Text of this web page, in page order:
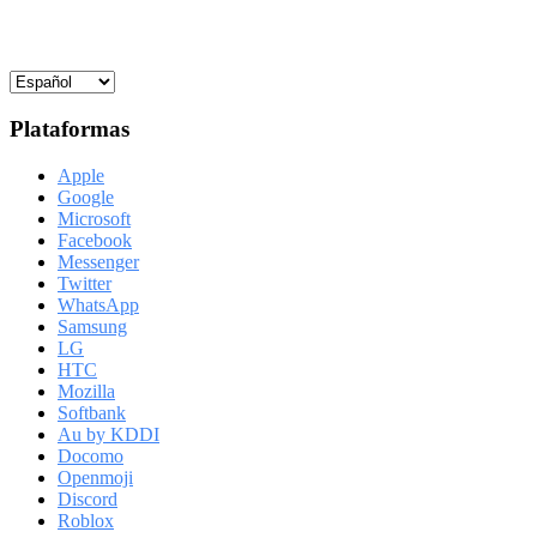
Plataformas
Apple
Google
Microsoft
Facebook
Messenger
Twitter
WhatsApp
Samsung
LG
HTC
Mozilla
Softbank
Au by KDDI
Docomo
Openmoji
Discord
Roblox